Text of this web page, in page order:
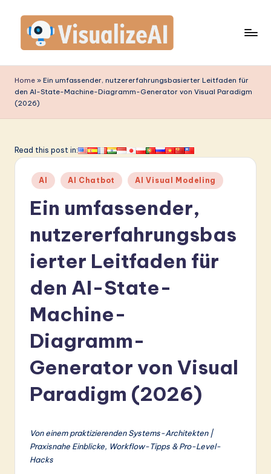
content
is
u
a
z
A
G
m
Home » Ein umfassender, nutzererfahrungsbasierter Leitfaden für
den AI-State-Machine-Diagramm-Generator von Visual Paradigm
(2026)
Read this post in:
Posted
in
AI AI Chatbot AI Visual Modeling
Ein umfassender,
nutzererfahrungsbas
ierter Leitfaden für
den AI-State-
Machine-
Diagramm-
Generator von Visual
Paradigm (2026)
Von einem praktizierenden Systems-Architekten |
Praxisnahe Einblicke, Workflow-Tipps & Pro-Level-
Hacks